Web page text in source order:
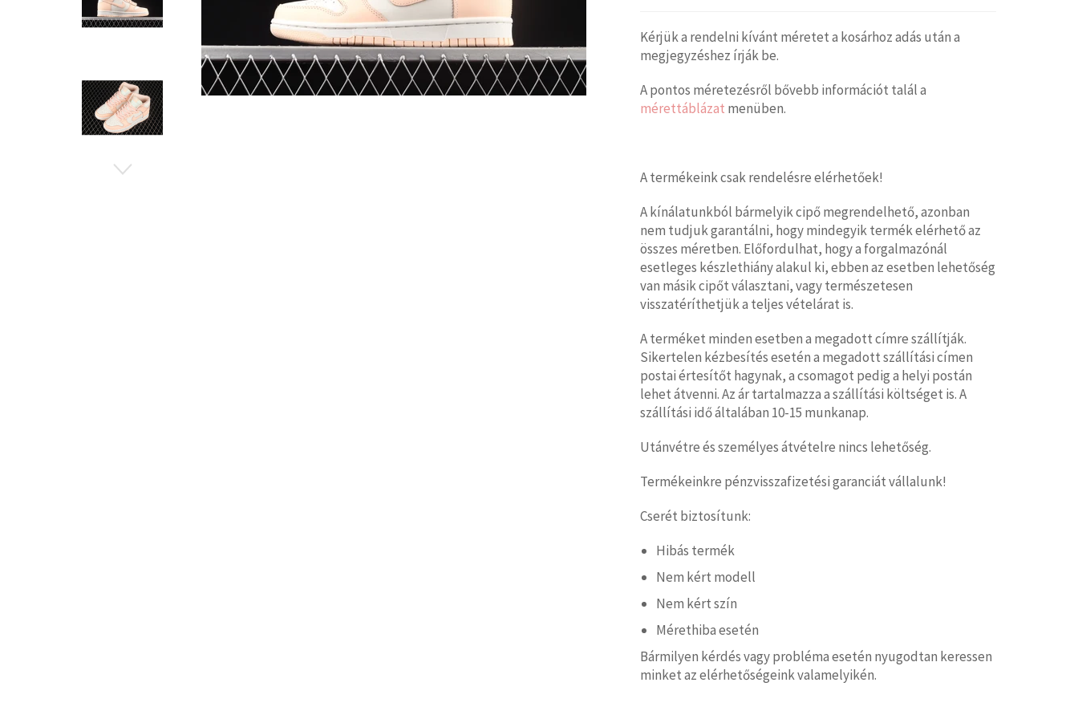
Kérjük a rendelni kívánt méretet a kosárhoz adás után a
megjegyzéshez írják be.
A pontos méretezésről bővebb információt talál a
mérettáblázat menüben.
A termékeink csak rendelésre elérhetőek!
A kínálatunkból bármelyik cipő megrendelhető, azonban
nem tudjuk garantálni, hogy mindegyik termék elérhető az
összes méretben. Előfordulhat, hogy a forgalmazónál
esetleges készlethiány alakul ki, ebben az esetben lehetőség
van másik cipőt választani, vagy természetesen
visszatéríthetjük a teljes vételárat is.
A terméket minden esetben a megadott címre szállítják.
Sikertelen kézbesítés esetén a megadott szállítási címen
postai értesítőt hagynak, a csomagot pedig a helyi postán
lehet átvenni. Az ár tartalmazza a szállítási költséget is. A
szállítási idő általában 10-15 munkanap.
Utánvétre és személyes átvételre nincs lehetőség.
Termékeinkre pénzvisszafizetési garanciát vállalunk!
Cserét biztosítunk:
Hibás termék
Nem kért modell
Nem kért szín
Mérethiba esetén
Bármilyen kérdés vagy probléma esetén nyugodtan keressen
minket az elérhetőségeink valamelyikén.